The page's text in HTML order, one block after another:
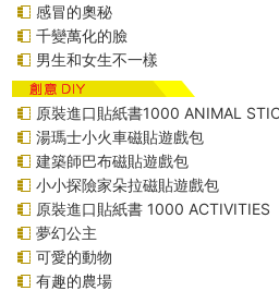
感冒的奧秘
千變萬化的臉
男生和女生不一樣
原裝進口貼紙書1000 ANIMAL
湯瑪士小火車磁貼遊戲包
建築師巴布磁貼遊戲包
小小探險家朵拉磁貼遊戲包
原裝進口貼紙書 1000 ACTIVITIES
夢幻公主
可愛的動物
有趣的農場